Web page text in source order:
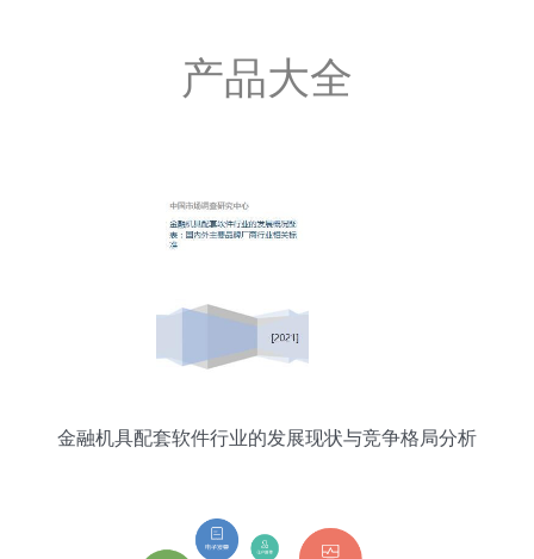
产品大全
金融机具配套软件行业的发展现状与竞争格局分析